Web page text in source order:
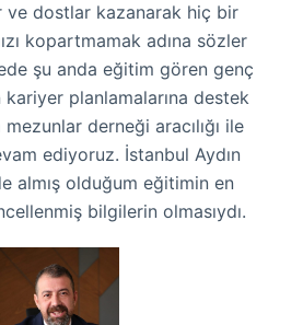
ve dostlar kazanarak hiç bir
kopartmamak adına sözler
şu anda eğitim gören genç
kariyer planlamalarına destek
derneği aracılığı ile
ediyoruz. İstanbul Aydın
almış olduğum eğitimin en
bilgilerin olmasıydı.